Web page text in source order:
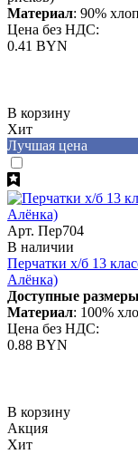
Материал: 90%
Цена без НДС:
0.41 BYN
В корзину
Хит
Лучшая цена
Арт. Пер704
В наличии
Перчатки х/б 13
Алёнка)
Доступные размеры
Материал: 100%
Цена без НДС:
0.88 BYN
В корзину
Акция
Хит